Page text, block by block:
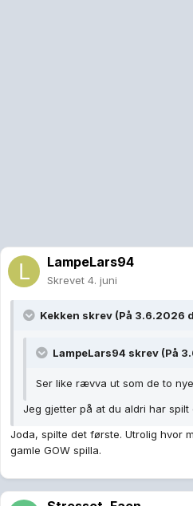
LampeLars94
Skrevet 4. juni
Kekken skrev (På 3.6.2026
LampeLars94 skrev (På
Ser like rævva ut som de to
Jeg gjetter på at du aldri har spilt
Joda, spilte det første. Utrolig hvor
gamle GOW spilla.